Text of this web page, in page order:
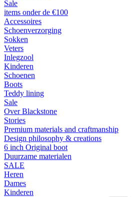
Sale
items onder de €100
Accessoires
Schoenverzorging
Sokken
Veters
Inlegzool
Kinderen
Schoenen
Boots
Teddy lining
Sale
Over Blackstone
Stories
Premium materials and craftmanship
Design philosophy & creations
6 inch Original boot
Duurzame materialen
SALE
Heren
Dames
Kinderen